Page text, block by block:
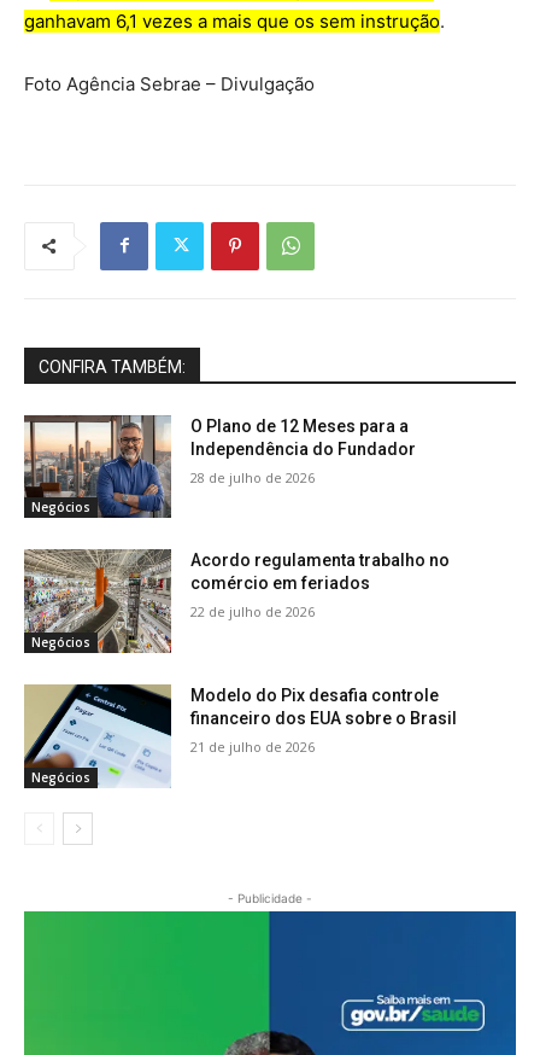
ganhavam 6,1 vezes a mais que os sem instrução.
Foto Agência Sebrae – Divulgação
CONFIRA TAMBÉM:
Negócios
O Plano de 12 Meses para a
Independência do Fundador
28 de julho de 2026
Negócios
Acordo regulamenta trabalho no
comércio em feriados
22 de julho de 2026
Negócios
Modelo do Pix desafia controle
financeiro dos EUA sobre o Brasil
21 de julho de 2026
- Publicidade -